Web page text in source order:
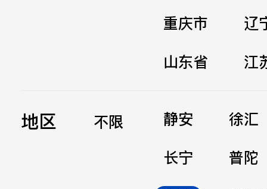
重庆市
辽
山东省
江
地区 不限 静安
徐汇
长宁
普陀